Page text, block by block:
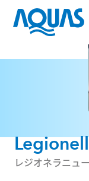
レジオネラニュ